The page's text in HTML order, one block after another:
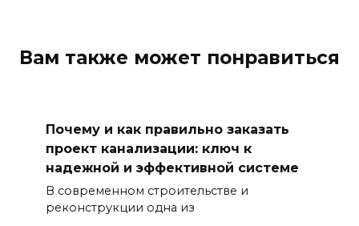
Вам также может понравиться
Почему и как правильно заказать
проект канализации: ключ к
надежной и эффективной системе
В современном строительстве и
реконструкции одна из